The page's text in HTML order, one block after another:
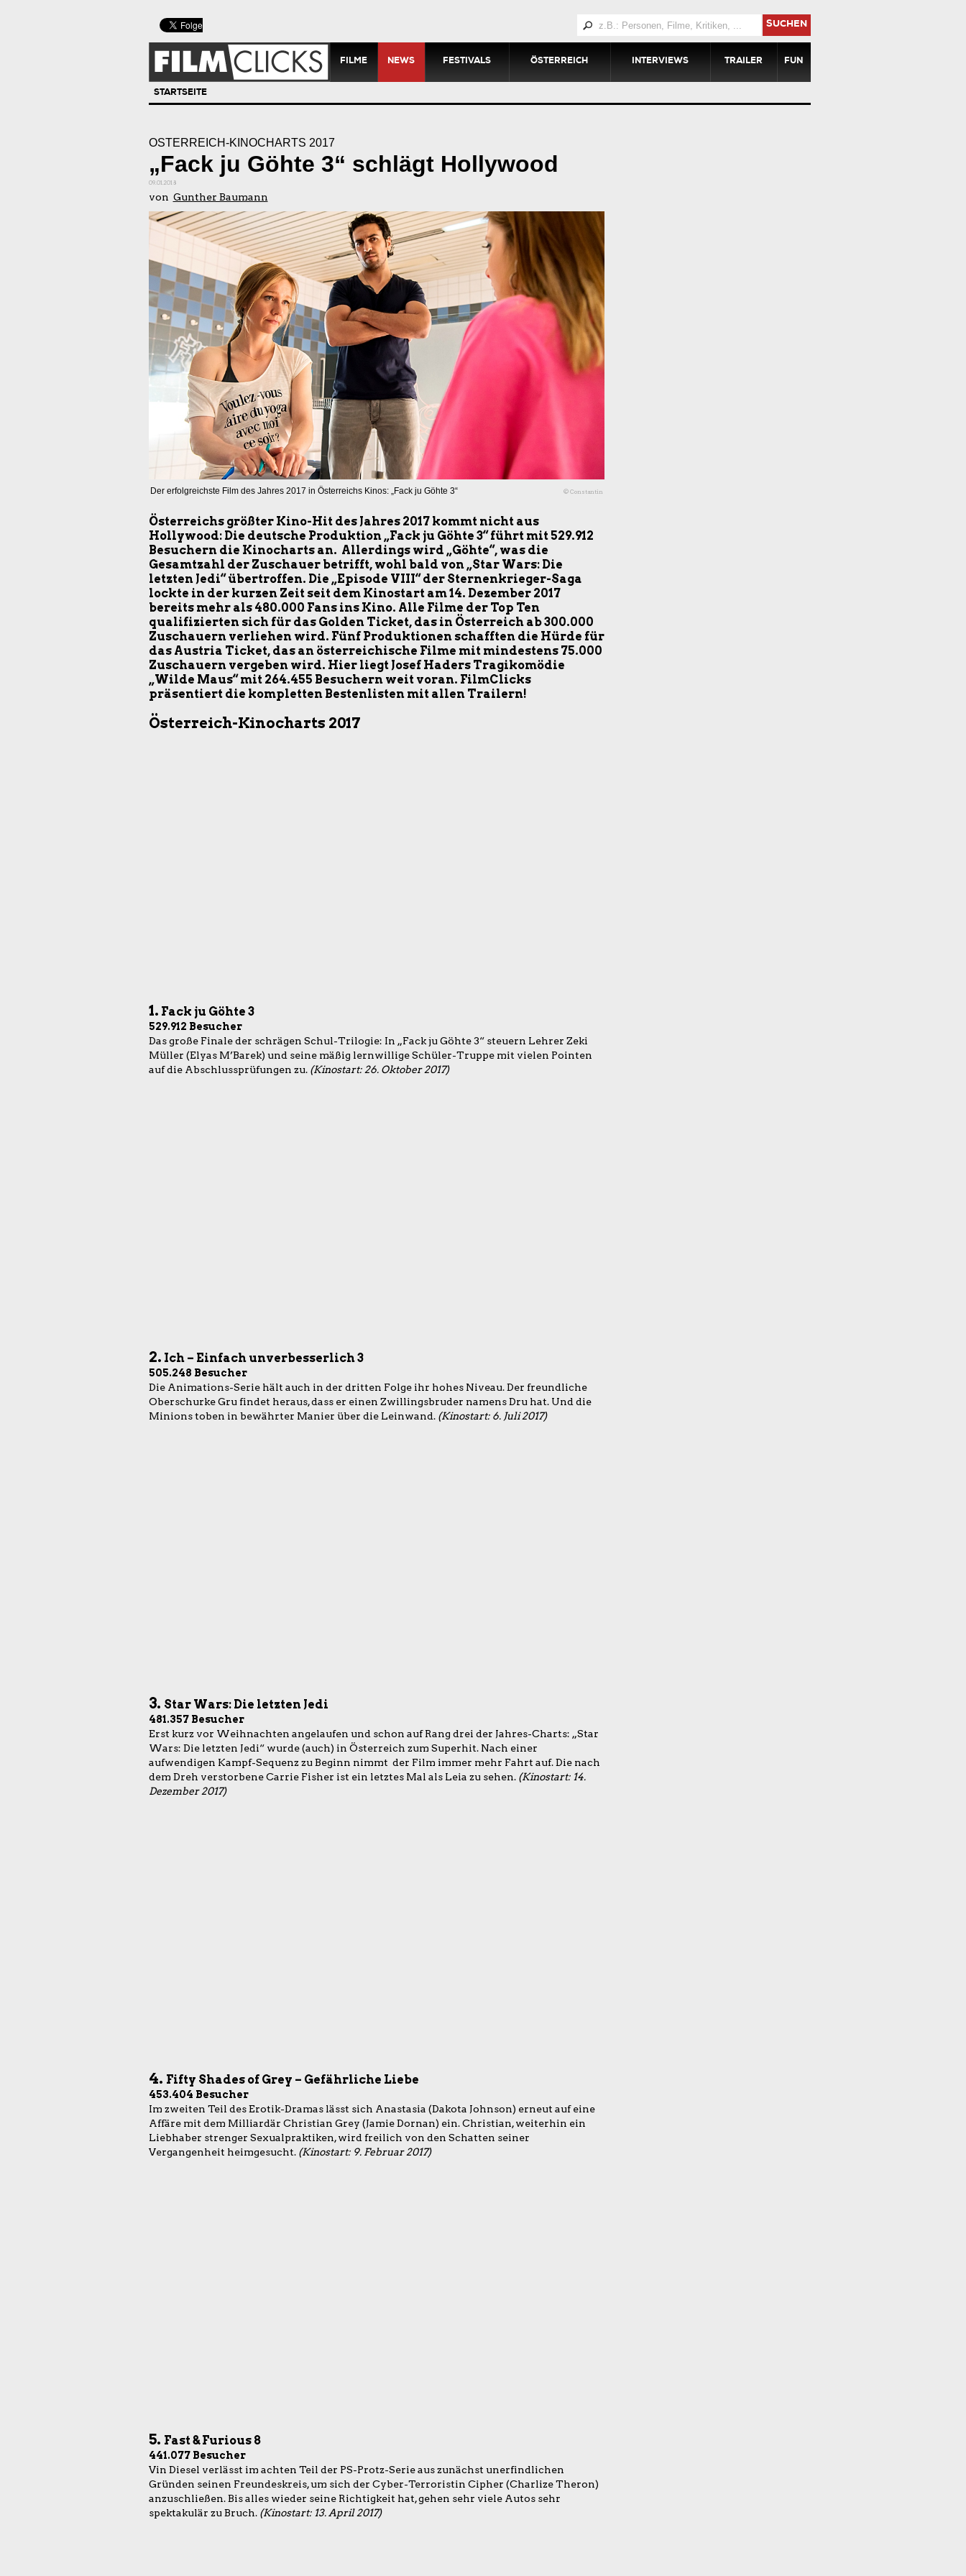
SUCHEN
FILME NEWS FESTIVALS ÖSTERREICH INTERVIEWS TRAILER FUN
STARTSEITE
ÖSTERREICH-KINOCHARTS 2017
„Fack ju Göhte 3“ schlägt Hollywood
09.01.2018
von Gunther Baumann
Der erfolgreichste Film des Jahres 2017 in Österreichs Kinos: „Fack ju Göhte 3“ © Constantin
Österreichs größter Kino-Hit des Jahres 2017 kommt nicht aus
Hollywood: Die deutsche Produktion „Fack ju Göhte 3“ führt mit 529.912
Besuchern die Kinocharts an. Allerdings wird „Göhte“, was die
Gesamtzahl der Zuschauer betrifft, wohl bald von „Star Wars: Die
letzten Jedi“ übertroffen. Die „Episode VIII“ der Sternenkrieger-Saga
lockte in der kurzen Zeit seit dem Kinostart am 14. Dezember 2017
bereits mehr als 480.000 Fans ins Kino. Alle Filme der Top Ten
qualifizierten sich für das Golden Ticket, das in Österreich ab 300.000
Zuschauern verliehen wird. Fünf Produktionen schafften die Hürde für
das Austria Ticket, das an österreichische Filme mit mindestens 75.000
Zuschauern vergeben wird. Hier liegt Josef Haders Tragikomödie
„Wilde Maus“ mit 264.455 Besuchern weit voran. FilmClicks
präsentiert die kompletten Bestenlisten mit allen Trailern!
Österreich-Kinocharts 2017
1. Fack ju Göhte 3
529.912 Besucher
Das große Finale der schrägen Schul-Trilogie: In „Fack ju Göhte 3“ steuern Lehrer Zeki
Müller (Elyas M’Barek) und seine mäßig lernwillige Schüler-Truppe mit vielen Pointen
auf die Abschlussprüfungen zu. (Kinostart: 26. Oktober 2017)
2. Ich – Einfach unverbesserlich 3
505.248 Besucher
Die Animations-Serie hält auch in der dritten Folge ihr hohes Niveau. Der freundliche
Oberschurke Gru findet heraus, dass er einen Zwillingsbruder namens Dru hat. Und die
Minions toben in bewährter Manier über die Leinwand. (Kinostart: 6. Juli 2017)
3. Star Wars: Die letzten Jedi
481.357 Besucher
Erst kurz vor Weihnachten angelaufen und schon auf Rang drei der Jahres-Charts: „Star
Wars: Die letzten Jedi“ wurde (auch) in Österreich zum Superhit. Nach einer
aufwendigen Kampf-Sequenz zu Beginn nimmt der Film immer mehr Fahrt auf. Die nach
dem Dreh verstorbene Carrie Fisher ist ein letztes Mal als Leia zu sehen. (Kinostart: 14.
Dezember 2017)
4. Fifty Shades of Grey – Gefährliche Liebe
453.404 Besucher
Im zweiten Teil des Erotik-Dramas lässt sich Anastasia (Dakota Johnson) erneut auf eine
Affäre mit dem Milliardär Christian Grey (Jamie Dornan) ein. Christian, weiterhin ein
Liebhaber strenger Sexualpraktiken, wird freilich von den Schatten seiner
Vergangenheit heimgesucht. (Kinostart: 9. Februar 2017)
5. Fast & Furious 8
441.077 Besucher
Vin Diesel verlässt im achten Teil der PS-Protz-Serie aus zunächst unerfindlichen
Gründen seinen Freundeskreis, um sich der Cyber-Terroristin Cipher (Charlize Theron)
anzuschließen. Bis alles wieder seine Richtigkeit hat, gehen sehr viele Autos sehr
spektakulär zu Bruch. (Kinostart: 13. April 2017)